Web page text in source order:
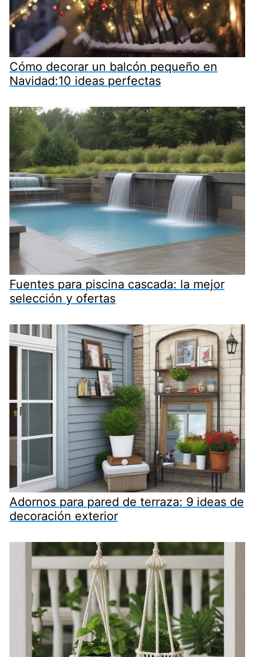
Cómo decorar un balcón pequeño en
Navidad:10 ideas perfectas
Fuentes para piscina cascada: la mejor
selección y ofertas
Adornos para pared de terraza: 9 ideas de
decoración exterior